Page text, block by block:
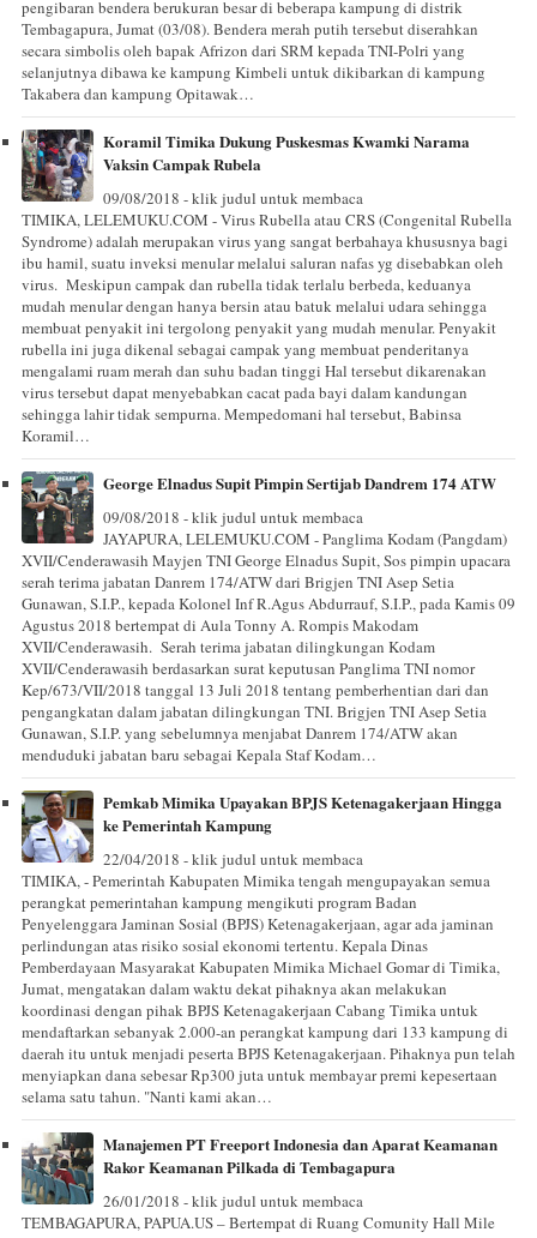
pengibaran bendera berukuran besar di beberapa kampung di distrik
Tembagapura, Jumat (03/08). Bendera merah putih tersebut diserahkan
secara simbolis oleh bapak Afrizon dari SRM kepada TNI-Polri yang
selanjutnya dibawa ke kampung Kimbeli untuk dikibarkan di kampung
Takabera dan kampung Opitawak…
Koramil Timika Dukung Puskesmas Kwamki Narama
Vaksin Campak Rubela
09/08/2018 - klik judul untuk membaca
TIMIKA, LELEMUKU.COM - Virus Rubella atau CRS (Congenital Rubella
Syndrome) adalah merupakan virus yang sangat berbahaya khususnya bagi
ibu hamil, suatu inveksi menular melalui saluran nafas yg disebabkan oleh
virus. Meskipun campak dan rubella tidak terlalu berbeda, keduanya
mudah menular dengan hanya bersin atau batuk melalui udara sehingga
membuat penyakit ini tergolong penyakit yang mudah menular. Penyakit
rubella ini juga dikenal sebagai campak yang membuat penderitanya
mengalami ruam merah dan suhu badan tinggi Hal tersebut dikarenakan
virus tersebut dapat menyebabkan cacat pada bayi dalam kandungan
sehingga lahir tidak sempurna. Mempedomani hal tersebut, Babinsa
Koramil…
George Elnadus Supit Pimpin Sertijab Dandrem 174 ATW
09/08/2018 - klik judul untuk membaca
JAYAPURA, LELEMUKU.COM - Panglima Kodam (Pangdam)
XVII/Cenderawasih Mayjen TNI George Elnadus Supit, Sos pimpin upacara
serah terima jabatan Danrem 174/ATW dari Brigjen TNI Asep Setia
Gunawan, S.I.P., kepada Kolonel Inf R.Agus Abdurrauf, S.I.P., pada Kamis 09
Agustus 2018 bertempat di Aula Tonny A. Rompis Makodam
XVII/Cenderawasih. Serah terima jabatan dilingkungan Kodam
XVII/Cenderawasih berdasarkan surat keputusan Panglima TNI nomor
Kep/673/VII/2018 tanggal 13 Juli 2018 tentang pemberhentian dari dan
pengangkatan dalam jabatan dilingkungan TNI. Brigjen TNI Asep Setia
Gunawan, S.I.P. yang sebelumnya menjabat Danrem 174/ATW akan
menduduki jabatan baru sebagai Kepala Staf Kodam…
Pemkab Mimika Upayakan BPJS Ketenagakerjaan Hingga
ke Pemerintah Kampung
22/04/2018 - klik judul untuk membaca
TIMIKA, - Pemerintah Kabupaten Mimika tengah mengupayakan semua
perangkat pemerintahan kampung mengikuti program Badan
Penyelenggara Jaminan Sosial (BPJS) Ketenagakerjaan, agar ada jaminan
perlindungan atas risiko sosial ekonomi tertentu. Kepala Dinas
Pemberdayaan Masyarakat Kabupaten Mimika Michael Gomar di Timika,
Jumat, mengatakan dalam waktu dekat pihaknya akan melakukan
koordinasi dengan pihak BPJS Ketenagakerjaan Cabang Timika untuk
mendaftarkan sebanyak 2.000-an perangkat kampung dari 133 kampung di
daerah itu untuk menjadi peserta BPJS Ketenagakerjaan. Pihaknya pun telah
menyiapkan dana sebesar Rp300 juta untuk membayar premi kepesertaan
selama satu tahun. "Nanti kami akan…
Manajemen PT Freeport Indonesia dan Aparat Keamanan
Rakor Keamanan Pilkada di Tembagapura
26/01/2018 - klik judul untuk membaca
TEMBAGAPURA, PAPUA.US – Bertempat di Ruang Comunity Hall Mile